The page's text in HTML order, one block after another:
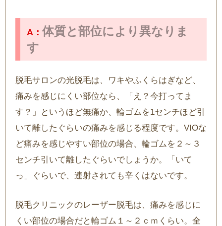
体質と部位により異なりま
す
脱毛サロンの光脱毛は、ワキやふくらはぎなど、
痛みを感じにくい部位なら、「え？今打ってま
す？」というほど無痛か、輪ゴムを1センチほど引
いて離したぐらいの痛みを感じる程度です。VIOな
ど痛みを感じやすい部位の場合、輪ゴムを２～３
センチ引いて離したぐらいでしょうか。「いて
っ」ぐらいで、連射されても辛くはないです。
脱毛クリニックのレーザー脱毛は、痛みを感じに
くい部位の場合だと輪ゴム１～２ｃｍくらい。全